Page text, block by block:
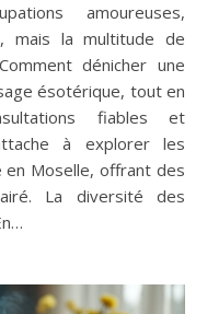
amoureuses,
mais la multitude de
dénicher une
ésotérique, tout en
fiables et
à explorer les
Moselle, offrant des
La diversité des